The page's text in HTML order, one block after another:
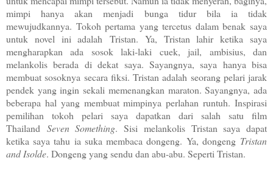
mimpi hanya akan menjadi bunga tidur bila ia tidak
mewujudkannya. Tokoh pertama yang tercetus dalam benak saya
untuk novel ini adalah Tristan. Ya, Tristan lahir ketika saya
mengharapkan ada sosok laki-laki cuek, jail, ambisius, dan
melankolis berada di dekat saya. Sayangnya, saya hanya bisa
membuat sosoknya secara fiksi. Tristan adalah seorang pelari jarak
pendek yang ingin sekali memenangkan maraton. Sayangnya, ada
beberapa hal yang membuat mimpinya perlahan runtuh. Inspirasi
pemilihan tokoh pelari saya dapatkan dari salah satu film
Thailand Seven Something. Sisi melankolis Tristan saya dapat
ketika saya tahu ia suka membaca dongeng. Ya, dongeng Tristan
and Isolde. Dongeng yang sendu dan abu-abu. Seperti Tristan.